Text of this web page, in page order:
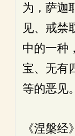
为，萨迦
见、戒禁
中的一种
宝、无有
等的恶见。
《涅槃